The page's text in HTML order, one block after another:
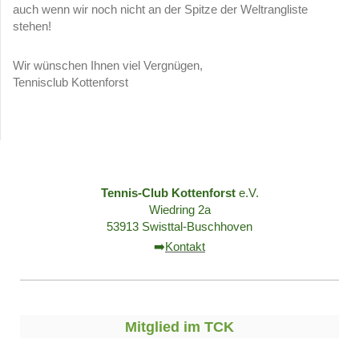
auch wenn wir noch nicht an der Spitze der Weltrangliste
stehen!
Wir wünschen Ihnen viel Vergnügen,
Tennisclub Kottenforst
Tennis-Club Kottenforste.V.
Wiedring 2a
53913 Swisttal-Buschhoven
➡️Kontakt
Mitglied im TCK